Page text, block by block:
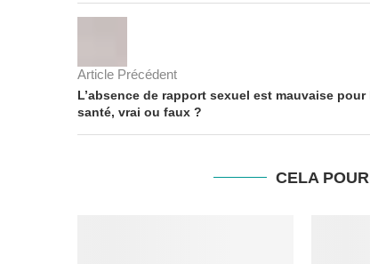
Article Précédent
L’absence de rapport sexuel est mauvaise pour
santé, vrai ou faux ?
CELA